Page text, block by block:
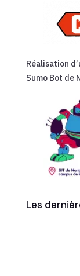
Réalisation
Sumo Bot de
Les